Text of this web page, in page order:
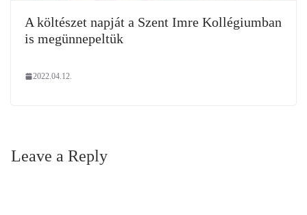
A költészet napját a Szent Imre Kollégiumban
is megünnepeltük
2022.04.12.
Leave a Reply